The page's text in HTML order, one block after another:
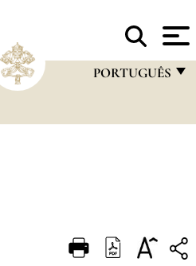
PORTUGUÊS
DEUTSCH